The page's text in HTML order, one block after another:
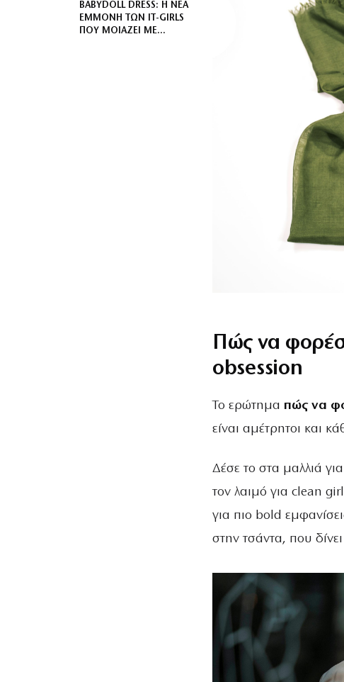
BABYDOLL DRESS: Η ΝΈΑ
ΕΜΜΟΝΉ ΤΩΝ IT-GIRLS
ΠΟΥ ΜΟΙΆΖΕΙ ΜΕ
Πώς να
obsession
Το ερώτημα πώς να
είναι αμέτρητοι και
Δέσε το στα μαλλιά
τον λαιμό για clean
για πιο bold
στην τσάντα, που